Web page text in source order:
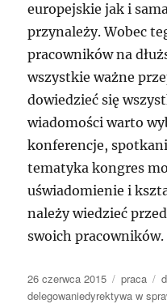
europejskie jak i
przynależy. Wobec
pracowników na
wszystkie ważne
dowiedzieć się
wiadomości warto
konferencje,
tematyka kongres
uświadomienie i
należy wiedzieć
swoich pracowników.
Data
publikacji
26 czerwca 2015 Kategorie
praca
delegowaniedyrektywa w